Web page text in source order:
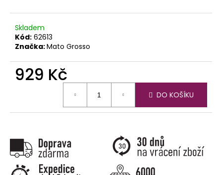
Skladem
Kód: 62613
Značka:Mato Grosso
929 Kč
DO KOŠÍKU
e